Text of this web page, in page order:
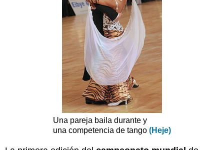
Maipú,
matrimonio
personas
Una pareja baila durante y
una competencia de tango (Heje)